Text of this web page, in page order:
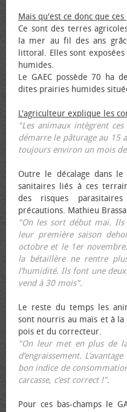
Mais qu'est ce donc que
Ce sont des terres
la mer au fil des ans
littoral. Elles sont
humides.
Le GAEC possède 70 ha
dites prairies humides
L'agriculteur explique les
"Les animaux intègrent
démarre le pâturage au 15
toujours environ un mois de
Outre le décalage dans
sanitaires liés à ces
des risques
précautions. Mathieu
"On les sort début mai.
leur première saison
octobre et le 1er
la bétaillère ne rentre
l’humidité. Ils font une
vend à 30 mois".
Le reste du temps les
sont nourris au maïs et à
pois et du correcteur.
"On leur met en plus de
d’engraissement.
bon indice de
carcasse, c’est correct !".
Pour ces bas-champs le